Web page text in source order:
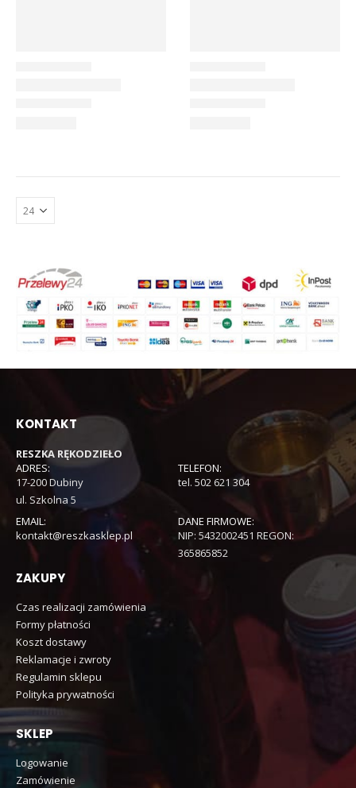
KONTAKT
RESZKA RĘKODZIEŁO
ADRES:
17-200 Dubiny
ul. Szkolna 5
TELEFON:
tel. 502 621 304
EMAIL:
kontakt@reszkasklep.pl
DANE FIRMOWE:
NIP: 5432002451 REGON:
365865852
ZAKUPY
Czas realizacji zamówienia
Formy płatności
Koszt dostawy
Reklamacje i zwroty
Regulamin sklepu
Polityka prywatności
SKLEP
Logowanie
Zamówienie